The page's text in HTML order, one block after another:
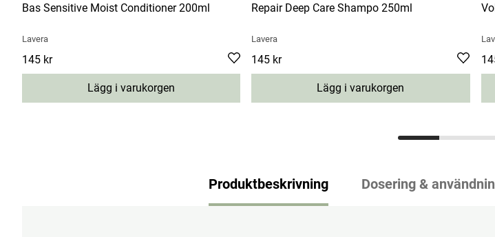
Bas Sensitive Moist Conditioner 200ml
Lavera
Pris :145 kr
145 kr
Lägg i varukorgen
Repair Deep Care Shampo 250ml
Lavera
Pris :145 kr
145 kr
Lägg i varukorgen
Produktbeskrivning Dosering &